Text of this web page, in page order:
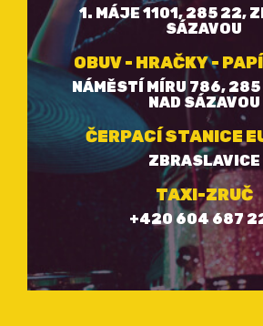
1. MÁJE 1101, 285 22,
SÁZAVOU
OBUV - HRAČKY -
NÁMĚSTÍ MÍRU 786,
NAD SÁZAVOU
ČERPACÍ STANICE
ZBRASLAVICE
TAXI-ZRUČ
+420 604 687